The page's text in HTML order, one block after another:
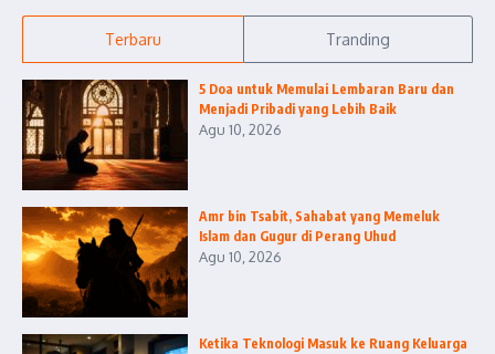
Terbaru Tranding
5 Doa untuk Memulai Lembaran Baru dan
Menjadi Pribadi yang Lebih Baik
Agu 10, 2026
Amr bin Tsabit, Sahabat yang Memeluk
Islam dan Gugur di Perang Uhud
Agu 10, 2026
Ketika Teknologi Masuk ke Ruang Keluarga